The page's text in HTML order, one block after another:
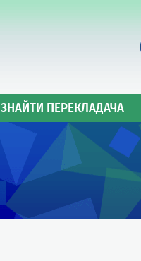
ЗНАЙТИ ПЕРЕКЛАДАЧА